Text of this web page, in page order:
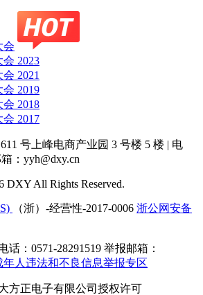
会
2023
2021
2019
2018
2017
号上峰电商产业园 3 号楼 5 楼 | 电
：yyh@dxy.cn
DXY All Rights Reserved.
（浙）-经营性-2017-0006 浙公网安备
：0571-28291519 举报邮箱：
年人违法和不良信息举报专区
方正电子有限公司授权许可